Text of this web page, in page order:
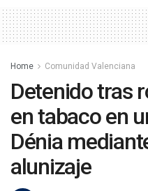
Home Comunidad Valenciana
Detenido tras
en tabaco en
Dénia
alunizaje